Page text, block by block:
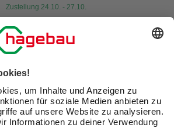
Zustellung 24.10. - 27.10.
WOLFF
Dachkastenrinne für Finnhaus Wolff-Produkte,
Verfügbarkeit im Markt prüfen
lieferbar